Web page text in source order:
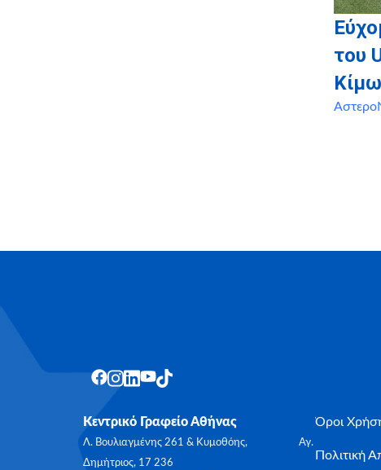
του
Κεντρικό Γραφείο Αθήνας
Λ. Βουλιαγμένης 261 & Κυμοθόης, Αγ.
Δημήτριος, 17 236
Όροι
Πολιτική